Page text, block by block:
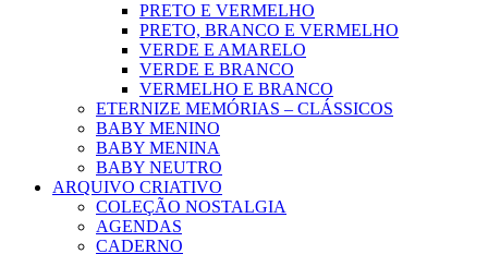
PRETO E VERMELHO
PRETO, BRANCO E VERMELHO
VERDE E AMARELO
VERDE E BRANCO
VERMELHO E BRANCO
ETERNIZE MEMÓRIAS – CLÁSSICOS
BABY MENINO
BABY MENINA
BABY NEUTRO
ARQUIVO CRIATIVO
COLEÇÃO NOSTALGIA
AGENDAS
CADERNO